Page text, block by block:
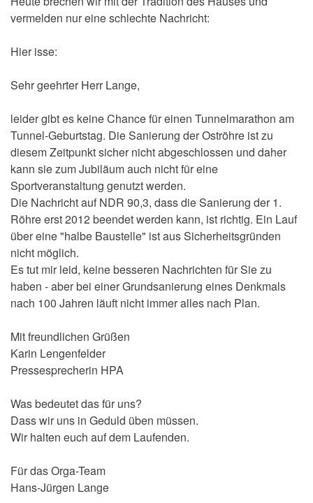
vermelden nur eine schlechte Nachricht:
Hier isse:
Sehr geehrter Herr Lange,
leider gibt es keine Chance für einen Tunnelmarathon am
Tunnel-Geburtstag. Die Sanierung der Oströhre ist zu
diesem Zeitpunkt sicher nicht abgeschlossen und daher
kann sie zum Jubiläum auch nicht für eine
Sportveranstaltung genutzt werden.
Die Nachricht auf NDR 90,3, dass die Sanierung der 1.
Röhre erst 2012 beendet werden kann, ist richtig. Ein Lauf
über eine "halbe Baustelle" ist aus Sicherheitsgründen
nicht möglich.
Es tut mir leid, keine besseren Nachrichten für Sie zu
haben - aber bei einer Grundsanierung eines Denkmals
nach 100 Jahren läuft nicht immer alles nach Plan.
Mit freundlichen Grüßen
Karin Lengenfelder
Pressesprecherin HPA
Was bedeutet das für uns?
Dass wir uns in Geduld üben müssen.
Wir halten euch auf dem Laufenden.
Für das Orga-Team
Hans-Jürgen Lange